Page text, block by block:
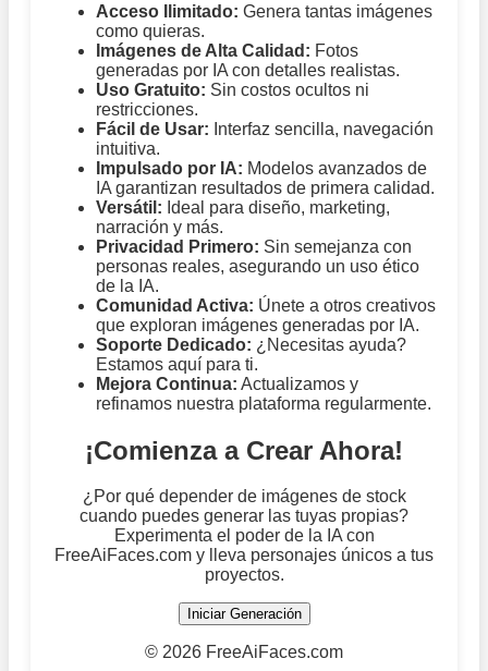
Acceso Ilimitado: Genera tantas imágenes
como quieras.
Imágenes de Alta Calidad: Fotos
generadas por IA con detalles realistas.
Uso Gratuito: Sin costos ocultos ni
restricciones.
Fácil de Usar: Interfaz sencilla, navegación
intuitiva.
Impulsado por IA: Modelos avanzados de
IA garantizan resultados de primera calidad.
Versátil: Ideal para diseño, marketing,
narración y más.
Privacidad Primero: Sin semejanza con
personas reales, asegurando un uso ético
de la IA.
Comunidad Activa: Únete a otros creativos
que exploran imágenes generadas por IA.
Soporte Dedicado: ¿Necesitas ayuda?
Estamos aquí para ti.
Mejora Continua: Actualizamos y
refinamos nuestra plataforma regularmente.
¡Comienza a Crear Ahora!
¿Por qué depender de imágenes de stock
cuando puedes generar las tuyas propias?
Experimenta el poder de la IA con
FreeAiFaces.com y lleva personajes únicos a tus
proyectos.
Iniciar Generación
© 2026 FreeAiFaces.com